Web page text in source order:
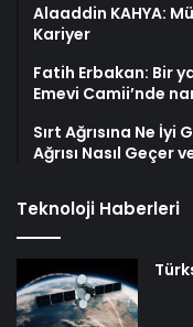
Alaaddin KAHYA:
Kariyer
Fatih Erbakan: Bir
Emevi Camii’nde
Sırt Ağrısına Ne
Ağrısı Nasıl Geçer
Teknoloji Haberleri